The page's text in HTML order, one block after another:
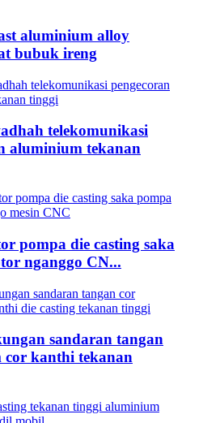
aluminium alloy
bubuk ireng
telekomunikasi
aluminium tekanan
pompa die casting saka
nganggo CN...
sandaran tangan
cor kanthi tekanan